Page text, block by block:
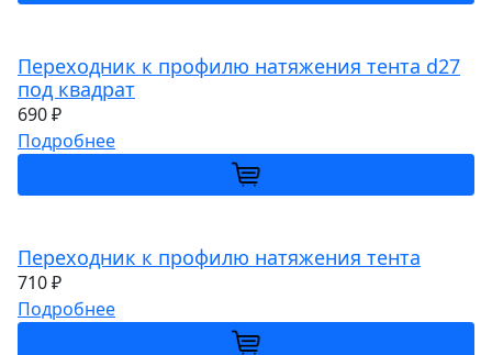
Переходник к профилю натяжения тента d27
под квадрат
690 ₽
Подробнее
Переходник к профилю натяжения тента
710 ₽
Подробнее